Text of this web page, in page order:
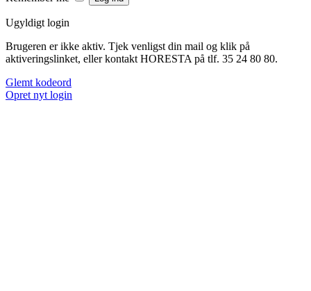
Ugyldigt login
Brugeren er ikke aktiv. Tjek venligst din mail og klik på
aktiveringslinket, eller kontakt HORESTA på tlf. 35 24 80 80.
Glemt kodeord
Opret nyt login